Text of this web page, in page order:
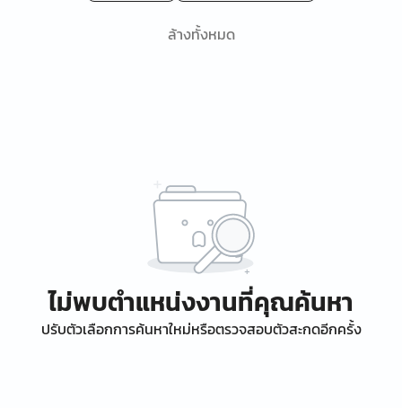
ล้างทั้งหมด
ไม่พบตำแหน่งงานที่คุณค้นหา
ปรับตัวเลือกการค้นหาใหม่หรือตรวจสอบตัวสะกดอีกครั้ง